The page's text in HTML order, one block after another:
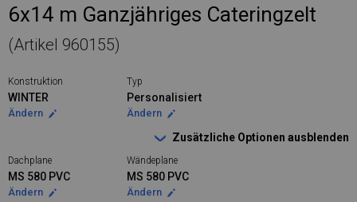
6x14 m Ganzjähriges Cateringzelt
(Artikel 960155)
Konstruktion
WINTER
Ändern
Typ
Personalisiert
Ändern
Zusätzliche Optionen ausblenden
Dachplane
MS 580 PVC
Ändern
Wändeplane
MS 580 PVC
Ändern